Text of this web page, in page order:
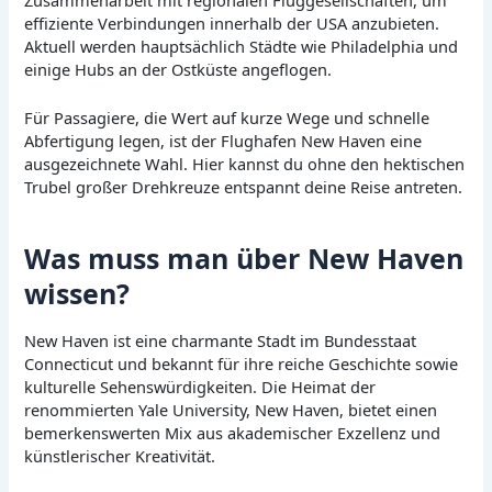
effiziente Verbindungen innerhalb der USA anzubieten.
Aktuell werden hauptsächlich Städte wie Philadelphia und
einige Hubs an der Ostküste angeflogen.
Für Passagiere, die Wert auf kurze Wege und schnelle
Abfertigung legen, ist der Flughafen New Haven eine
ausgezeichnete Wahl. Hier kannst du ohne den hektischen
Trubel großer Drehkreuze entspannt deine Reise antreten.
Was muss man über New Haven
wissen?
New Haven ist eine charmante Stadt im Bundesstaat
Connecticut und bekannt für ihre reiche Geschichte sowie
kulturelle Sehenswürdigkeiten. Die Heimat der
renommierten Yale University, New Haven, bietet einen
bemerkenswerten Mix aus akademischer Exzellenz und
künstlerischer Kreativität.